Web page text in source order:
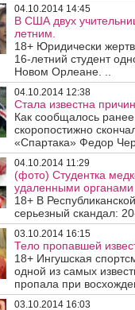
04.10.2014 14:45
В США двух
летним.
18+ Юридически
16-летний студент
Новом Орлеане. ..
04.10.2014 12:38
Стала известна
Как сообщалось
скоропостижно
«Спартака» Федор
04.10.2014 11:29
(фото) Студентка
удаленными органами
18+ В
серьезный скандал:
03.10.2014 16:15
Тело пропавшей
18+ Ингушская
одной из самых
пропала при
03.10.2014 16:03